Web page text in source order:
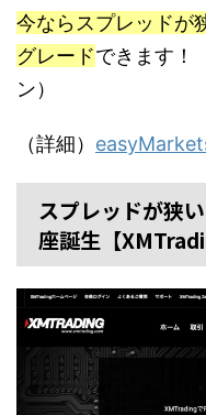
今ならスプレッドが
グレードできます！
ン）
（詳細）
スプレッドが狭
座誕生【